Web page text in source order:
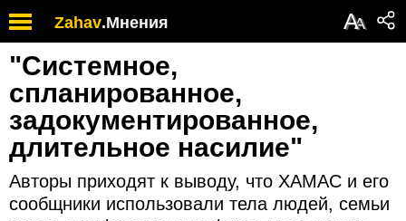
Zahav.Мнения АА
"Системное,
спланированное,
задокументированное,
длительное насилие"
Авторы приходят к выводу, что ХАМАС и его
сообщники использовали тела людей, семьи